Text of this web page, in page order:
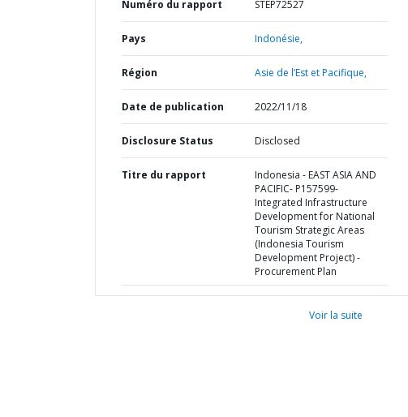
Numéro du rapport STEP72527
Pays Indonésie,
Région Asie de l’Est et Pacifique,
Date de publication 2022/11/18
Disclosure Status Disclosed
Titre du rapport
Indonesia - EAST ASIA AND
PACIFIC- P157599-
Integrated Infrastructure
Development for National
Tourism Strategic Areas
(Indonesia Tourism
Development Project) -
Procurement Plan
Voir la suite